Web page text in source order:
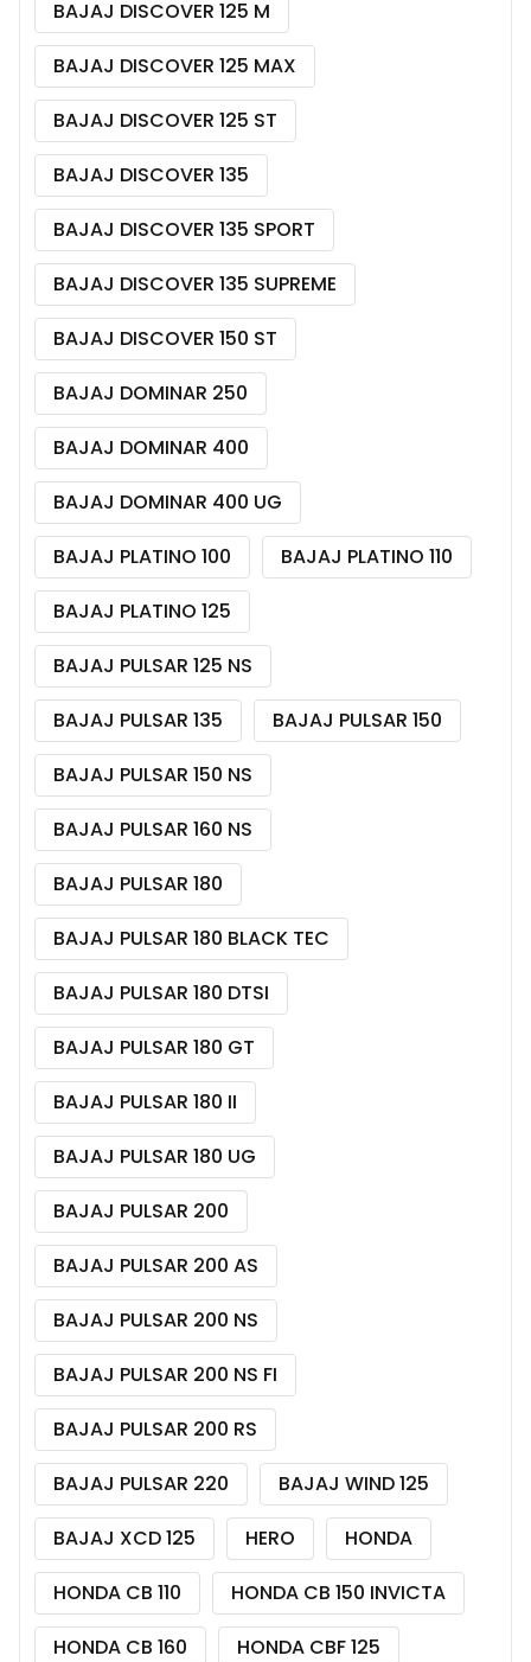
BAJAJ DISCOVER 125 M
BAJAJ DISCOVER 125 MAX
BAJAJ DISCOVER 125 ST
BAJAJ DISCOVER 135
BAJAJ DISCOVER 135 SPORT
BAJAJ DISCOVER 135 SUPREME
BAJAJ DISCOVER 150 ST
BAJAJ DOMINAR 250
BAJAJ DOMINAR 400
BAJAJ DOMINAR 400 UG
BAJAJ PLATINO 100
BAJAJ PLATINO 110
BAJAJ PLATINO 125
BAJAJ PULSAR 125 NS
BAJAJ PULSAR 135
BAJAJ PULSAR 150
BAJAJ PULSAR 150 NS
BAJAJ PULSAR 160 NS
BAJAJ PULSAR 180
BAJAJ PULSAR 180 BLACK TEC
BAJAJ PULSAR 180 DTSI
BAJAJ PULSAR 180 GT
BAJAJ PULSAR 180 II
BAJAJ PULSAR 180 UG
BAJAJ PULSAR 200
BAJAJ PULSAR 200 AS
BAJAJ PULSAR 200 NS
BAJAJ PULSAR 200 NS FI
BAJAJ PULSAR 200 RS
BAJAJ PULSAR 220
BAJAJ WIND 125
BAJAJ XCD 125
HERO
HONDA
HONDA CB 110
HONDA CB 150 INVICTA
HONDA CB 160
HONDA CBF 125